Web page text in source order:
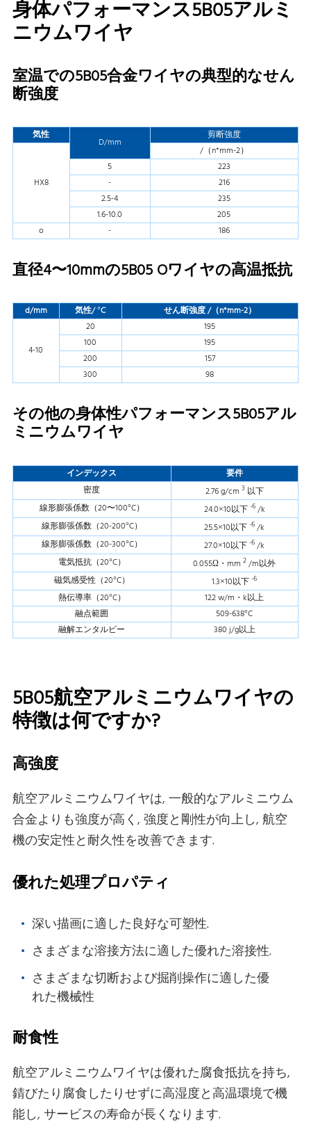
身体パフォーマンス5B05アルミ
ニウムワイヤ
室温での5B05合金ワイヤの典型的なせん
断強度
気性
D/mm
剪断強度
HX8
/（n*mm-2）
5
223
-
216
2.5-4
235
1.6-10.0
205
o
- 186
直径4〜10mmの5B05 Oワイヤの高温抵抗
d/mm 気性/°C せん断強度 /（n*mm-2）
4-10
20
195
100
195
200
157
300
98
その他の身体性パフォーマンス5B05アル
ミニウムワイヤ
インデックス
要件
密度
2.76 g/cm 3 以下
線形膨張係数（20〜100°C）
24.0×10以下-6/k
線形膨張係数（20-200°C）
25.5×10以下-6 /k
線形膨張係数（20-300°C）
27.0×10以下-6 /k
電気抵抗（20°C）
0.055Ω・mm2 /m以外
磁気感受性（20°C）
1.3×10以下-6
熱伝導率（20°C）
122 w/m・k以上
融点範囲
509-638°C
融解エンタルピー
380 j/g以上
5B05航空アルミニウムワイヤの
特徴は何ですか?
高強度
航空アルミニウムワイヤは, 一般的なアルミニウム
合金よりも強度が高く, 強度と剛性が向上し, 航空
機の安定性と耐久性を改善できます.
優れた処理プロパティ
深い描画に適した良好な可塑性.
さまざまな溶接方法に適した優れた溶接性.
さまざまな切断および掘削操作に適した優
れた機械性
耐食性
航空アルミニウムワイヤは優れた腐食抵抗を持ち,
錆びたり腐食したりせずに高湿度と高温環境で機
能し, サービスの寿命が長くなります.